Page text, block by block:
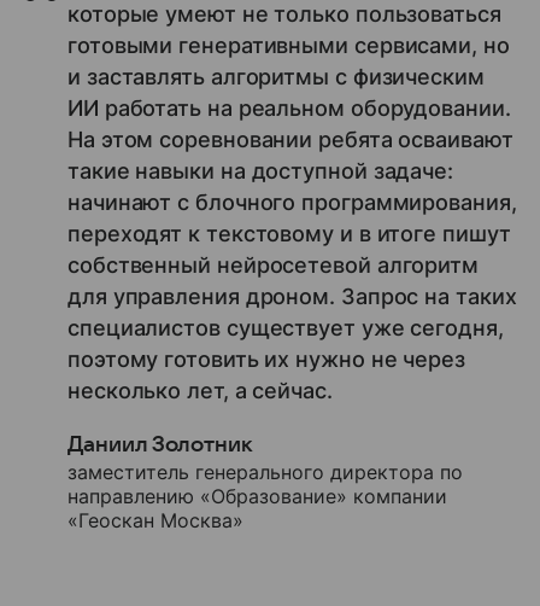
которые умеют не только пользоваться
готовыми генеративными сервисами, но
и заставлять алгоритмы с физическим
ИИ работать на реальном оборудовании.
На этом соревновании ребята осваивают
такие навыки на доступной задаче:
начинают с блочного программирования,
переходят к текстовому и в итоге пишут
собственный нейросетевой алгоритм
для управления дроном. Запрос на таких
специалистов существует уже сегодня,
поэтому готовить их нужно не через
несколько лет, а сейчас.
Даниил Золотник
заместитель генерального директора по
направлению «Образование» компании
«Геоскан Москва»